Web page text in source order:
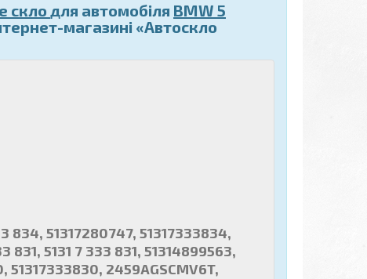
скло для автомобіля BMW 5
магазині «Автоскло
834, 51317280747, 51317333834,
831, 5131 7 333 831, 51314899563,
51317333830, 2459AGSCMV6T,